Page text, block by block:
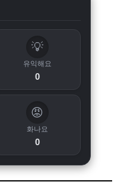
💡
유익해요
0
😡
화나요
0